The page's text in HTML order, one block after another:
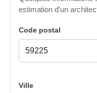
estimation d'un
Code postal
Ville